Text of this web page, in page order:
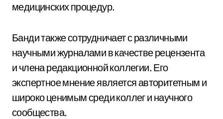
медицинских процедур.
Банди также сотрудничает с различными
научными журналами в качестве рецензента
и члена редакционной коллегии. Его
экспертное мнение является авторитетным и
широко ценимым среди коллег и научного
сообщества.